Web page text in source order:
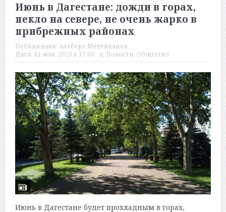
Июнь в Дагестане: дожди в горах,
пекло на севере, не очень жарко в
прибрежных районах
Публикация: Альберт Мехтиханов
Дата: 31 мая, 2023 в 17:00 в: Новости, Общество
Июнь в Дагестане будет прохладным в горах,